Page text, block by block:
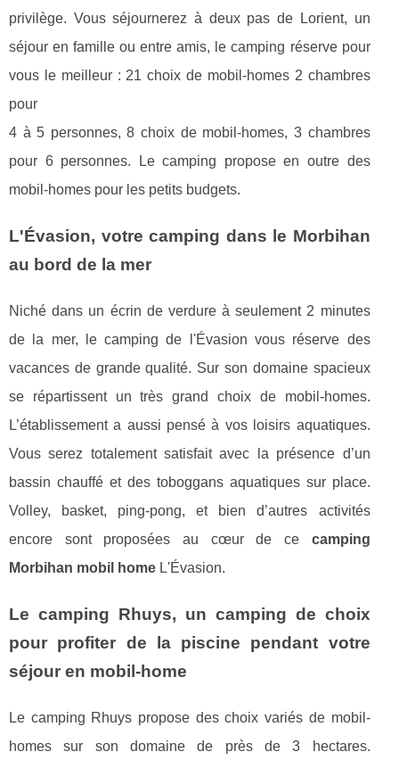
privilège. Vous séjournerez à deux pas de Lorient, un
séjour en famille ou entre amis, le camping réserve pour
vous le meilleur : 21 choix de mobil-homes 2 chambres
pour
4 à 5 personnes, 8 choix de mobil-homes, 3 chambres
pour 6 personnes. Le camping propose en outre des
mobil-homes pour les petits budgets.
L'Évasion, votre camping dans le Morbihan
au bord de la mer
Niché dans un écrin de verdure à seulement 2 minutes
de la mer, le camping de l'Évasion vous réserve des
vacances de grande qualité. Sur son domaine spacieux
se répartissent un très grand choix de mobil-homes.
L’établissement a aussi pensé à vos loisirs aquatiques.
Vous serez totalement satisfait avec la présence d’un
bassin chauffé et des toboggans aquatiques sur place.
Volley, basket, ping-pong, et bien d’autres activités
encore sont proposées au cœur de ce camping
Morbihan mobil home L'Évasion.
Le camping Rhuys, un camping de choix
pour profiter de la piscine pendant votre
séjour en mobil-home
Le camping Rhuys propose des choix variés de mobil-
homes sur son domaine de près de 3 hectares.